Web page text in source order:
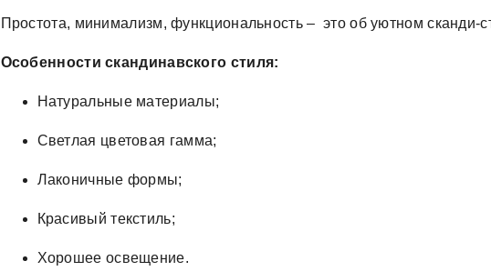
Простота, минимализм, функциональность – это об уютном сканди-
Особенности скандинавского стиля:
Натуральные материалы;
Светлая цветовая гамма;
Лаконичные формы;
Красивый текстиль;
Хорошее освещение.